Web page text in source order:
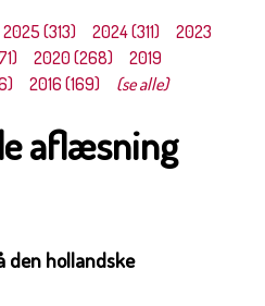
2025 (313) 2024 (311)
2023
2020 (268)
2019
2016 (169) (se alle)
aflæsning
den hollandske